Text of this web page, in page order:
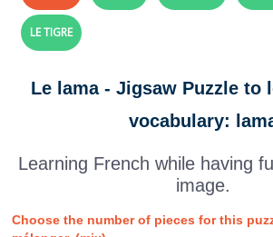
LE TIGRE
Le lama - Jigsaw Puzzle to
vocabulary:
Learning French while having
image.
Choose the number of pieces for this